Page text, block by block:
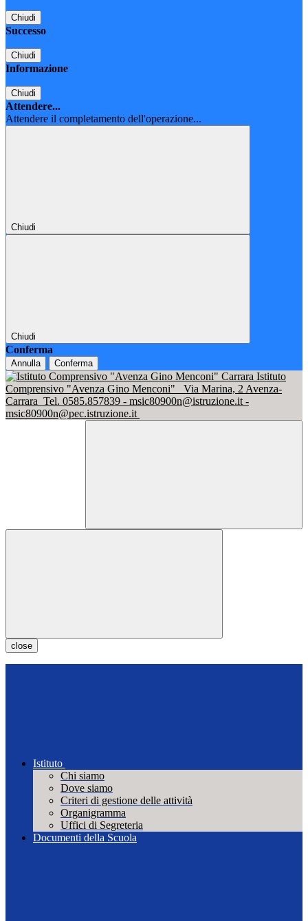
Chiudi
Successo
Chiudi
Informazione
Chiudi
Attendere...
Attendere il completamento dell'operazione...
Chiudi
Chiudi
Conferma
Annulla Conferma
Istituto
Comprensivo "Avenza Gino Menconi"
Via Marina, 2 Avenza-
Carrara Tel. 0585.857839 - msic80900n@istruzione.it -
msic80900n@pec.istruzione.it
close
Istituto
Chi siamo
Dove siamo
Criteri di gestione delle attività
Organigramma
Uffici di Segreteria
Documenti della Scuola